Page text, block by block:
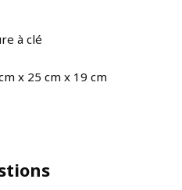
à clé
x 25 cm x 19 cm